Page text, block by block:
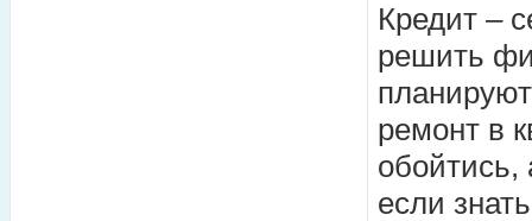
Кредит –
решить
ремонт в
обойтись,
если